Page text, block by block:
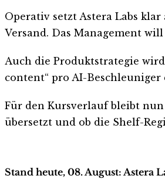
Operativ setzt Astera Labs
Versand. Das Management
Auch die Produktstrategie
content“ pro AI-
Für den Kursverlauf bleibt
übersetzt und ob die Shelf-
Stand heute, 08. August: Astera